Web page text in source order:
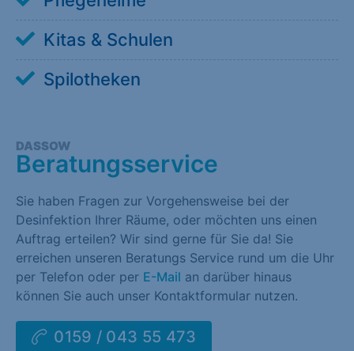
Kitas & Schulen
Spilotheken
DASSOW
Beratungsservice
Sie haben Fragen zur Vorgehensweise bei der
Desinfektion Ihrer Räume, oder möchten uns einen
Auftrag erteilen? Wir sind gerne für Sie da! Sie
erreichen unseren Beratungs Service rund um die Uhr
per Telefon oder per E-Mail an darüber hinaus
können Sie auch unser Kontaktformular nutzen.
0159 / 043 55 473